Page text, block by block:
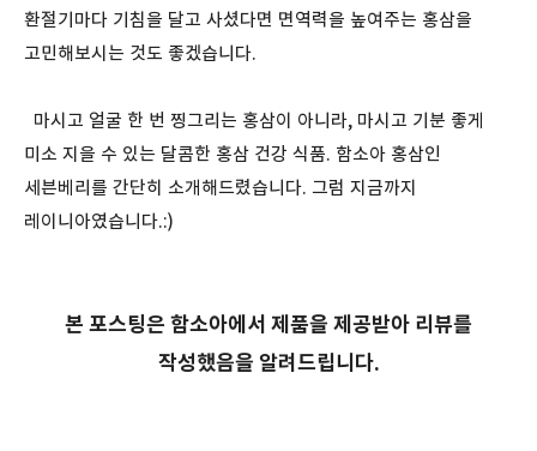
환절기마다 기침을 달고 사셨다면 면역력을 높여주는 홍삼을
고민해보시는 것도 좋겠습니다.
마시고 얼굴 한 번 찡그리는 홍삼이 아니라, 마시고 기분 좋게
미소 지을 수 있는 달콤한 홍삼 건강 식품. 함소아 홍삼인
세븐베리를 간단히 소개해드렸습니다. 그럼 지금까지
레이니아였습니다.:)
본 포스팅은 함소아에서 제품을 제공받아 리뷰를
작성했음을 알려드립니다.